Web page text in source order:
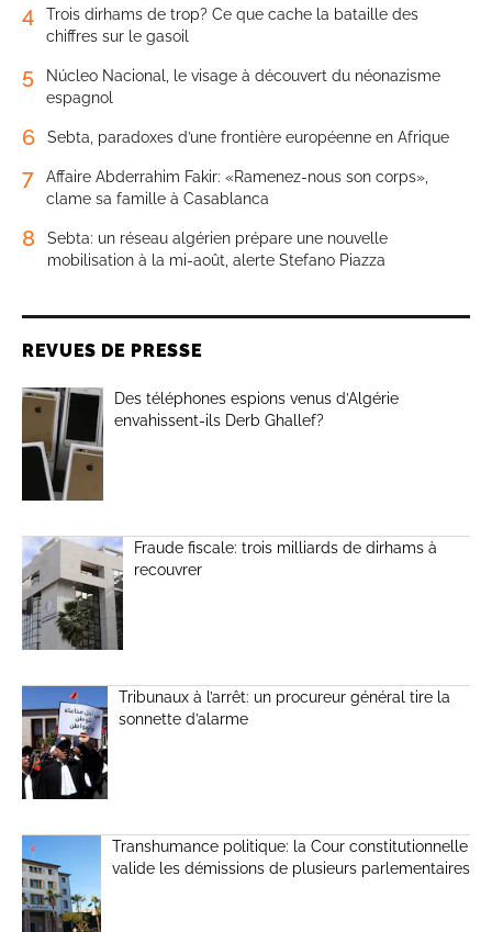
4
Trois dirhams de trop? Ce que cache la bataille des
chiffres sur le gasoil
5
Núcleo Nacional, le visage à découvert du néonazisme
espagnol
6 Sebta, paradoxes d’une frontière européenne en Afrique
7
Affaire Abderrahim Fakir: «Ramenez-nous son corps»,
clame sa famille à Casablanca
8
Sebta: un réseau algérien prépare une nouvelle
mobilisation à la mi-août, alerte Stefano Piazza
REVUES DE PRESSE
Des téléphones espions venus d’Algérie
envahissent-ils Derb Ghallef?
Fraude fiscale: trois milliards de dirhams à
recouvrer
Tribunaux à l’arrêt: un procureur général tire la
sonnette d’alarme
Transhumance politique: la Cour constitutionnelle
valide les démissions de plusieurs parlementaires